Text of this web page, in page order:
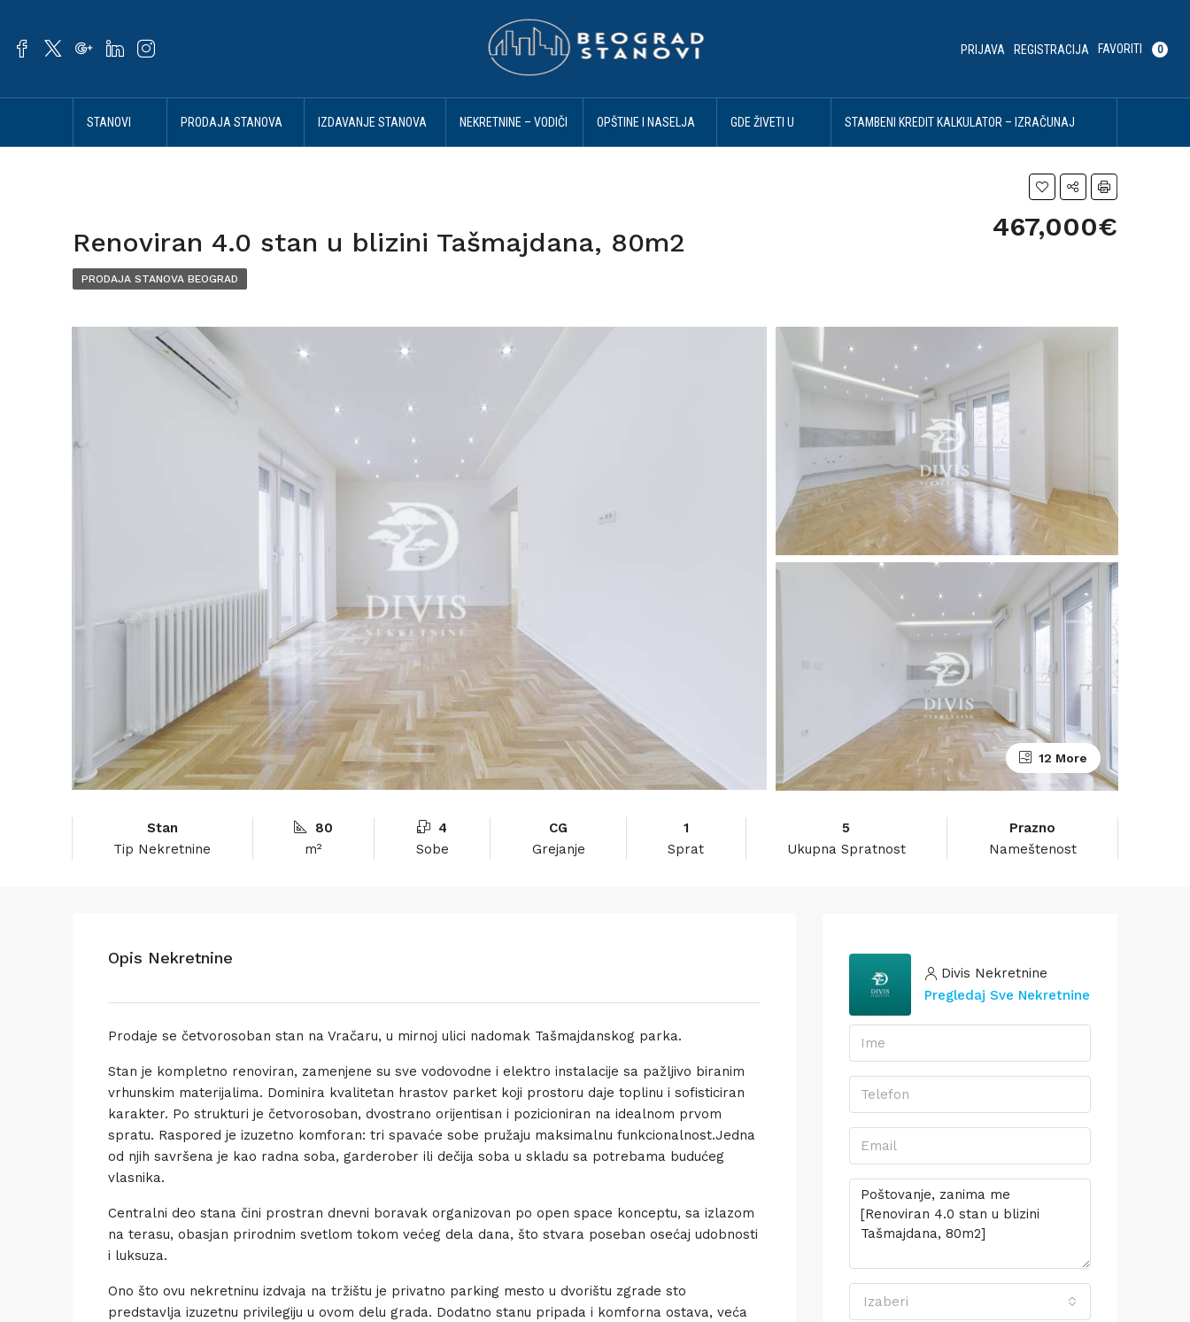
PRIJAVA REGISTRACIJA FAVORITI 0
STANOVI PRODAJA STANOVA IZDAVANJE STANOVA NEKRETNINE – VODIČI OPŠTINE I NASELJA GDE ŽIVETI U STAMBENI KREDIT KALKULATOR – IZRAČUNAJ
Renoviran 4.0 stan u blizini Tašmajdana, 80m2
467,000€
PRODAJA STANOVA BEOGRAD
12 More
Stan
Tip Nekretnine
80
m²
4
Sobe
CG
Grejanje
1
Sprat
5
Ukupna Spratnost
Prazno
Nameštenost
Opis Nekretnine
Prodaje se četvorosoban stan na Vračaru, u mirnoj ulici nadomak Tašmajdanskog parka.
Stan je kompletno renoviran, zamenjene su sve vodovodne i elektro instalacije sa pažljivo biranim
vrhunskim materijalima. Dominira kvalitetan hrastov parket koji prostoru daje toplinu i sofisticiran
karakter. Po strukturi je četvorosoban, dvostrano orijentisan i pozicioniran na idealnom prvom
spratu. Raspored je izuzetno komforan: tri spavaće sobe pružaju maksimalnu funkcionalnost.Jedna
od njih savršena je kao radna soba, garderober ili dečija soba u skladu sa potrebama budućeg
vlasnika.
Centralni deo stana čini prostran dnevni boravak organizovan po open space konceptu, sa izlazom
na terasu, obasjan prirodnim svetlom tokom većeg dela dana, što stvara poseban osećaj udobnosti
i luksuza.
Ono što ovu nekretninu izdvaja na tržištu je privatno parking mesto u dvorištu zgrade sto
predstavlja izuzetnu privilegiju u ovom delu grada. Dodatno stanu pripada i komforna ostava, veća
Divis Nekretnine
Pregledaj Sve Nekretnine
Izaberi